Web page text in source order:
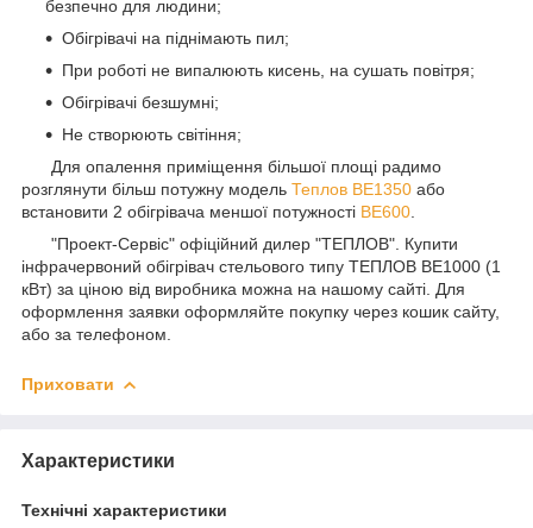
безпечно для людини;
Обігрівачі на піднімають пил;
При роботі не випалюють кисень, на сушать повітря;
Обігрівачі безшумні;
Не створюють світіння;
Для опалення приміщення більшої площі радимо
розглянути більш потужну модель Теплов ВЕ1350 або
встановити 2 обігрівача меншої потужності ВЕ600
"Проект-Сервіс" офіційний дилер "ТЕПЛОВ". Купити
інфрачервоний обігрівач стельового типу ТЕПЛОВ BE1000 (1
кВт) за ціною від виробника можна на нашому сайті. Для
оформлення заявки оформляйте покупку через кошик сайту,
або за телефоном.
Приховати
Характеристики
Технічні характеристики